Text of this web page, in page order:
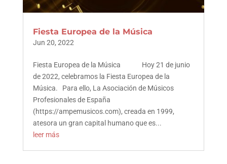
Fiesta Europea de la Música
Jun 20, 2022
Fiesta Europea de la Música Hoy 21 de junio
de 2022, celebramos la Fiesta Europea de la
Música. Para ello, La Asociación de Músicos
Profesionales de España
(https://ampemusicos.com), creada en 1999,
atesora un gran capital humano que es...
leer más